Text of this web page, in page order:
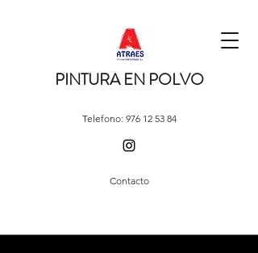
PINTURA EN POLVO
Telefono: 976 12 53 84
Contacto